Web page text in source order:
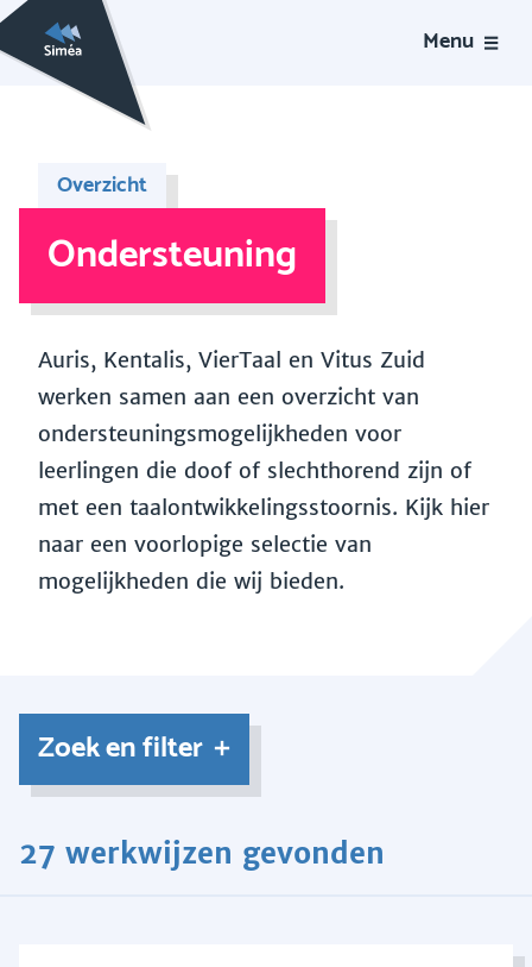
Menu
Overzicht
Ondersteuning
Auris, Kentalis, VierTaal en Vitus Zuid
werken samen aan een overzicht van
ondersteuningsmogelijkheden voor
leerlingen die doof of slechthorend zijn of
met een taalontwikkelingsstoornis. Kijk hier
naar een voorlopige selectie van
mogelijkheden die wij bieden.
Zoek en filter
27 werkwijzen gevonden